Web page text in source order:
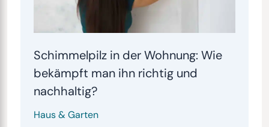
Schimmelpilz in der Wohnung: Wie
bekämpft man ihn richtig und
nachhaltig?
Haus & Garten